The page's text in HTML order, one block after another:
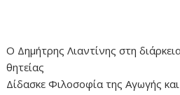
Ο Δημήτρης Λιαντίνης στη
θητείας
Δίδασκε Φιλοσοφία της Αγωγής